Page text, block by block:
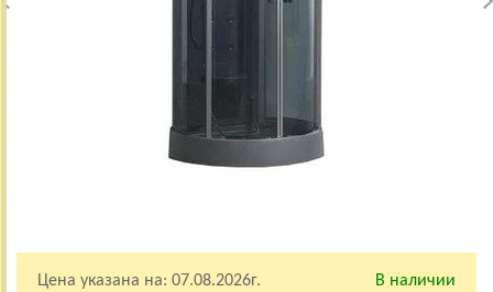
Цена указана на: 07.08.2026г. В наличии